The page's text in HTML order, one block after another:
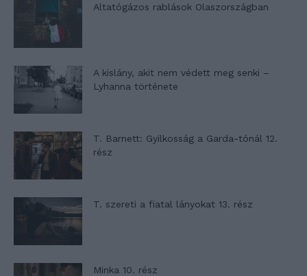
Altatógázos rablások Olaszországban
A kislány, akit nem védett meg senki –
Lyhanna története
T. Barnett: Gyilkosság a Garda-tónál 12.
rész
T. szereti a fiatal lányokat 13. rész
Minka 10. rész